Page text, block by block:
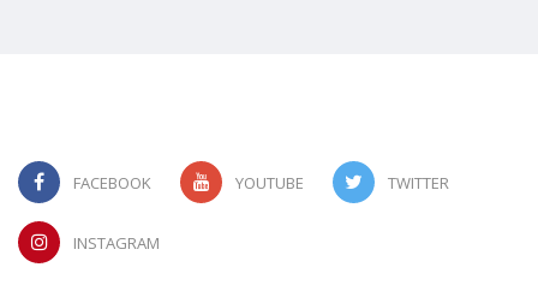
FACEBOOK YOUTUBE TWITTER
INSTAGRAM